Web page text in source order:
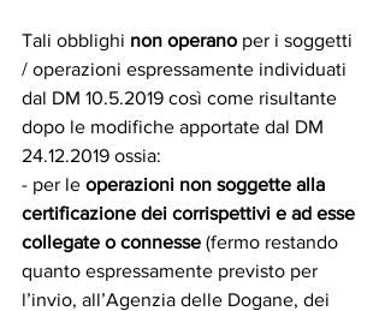
Tali obblighi non operano per i soggetti
/ operazioni espressamente individuati
dal DM 10.5.2019 così come risultante
dopo le modifiche apportate dal DM
24.12.2019 ossia:
- per le operazioni non soggette alla
certificazione dei corrispettivi e ad esse
collegate o connesse (fermo restando
quanto espressamente previsto per
l’invio, all’Agenzia delle Dogane, dei